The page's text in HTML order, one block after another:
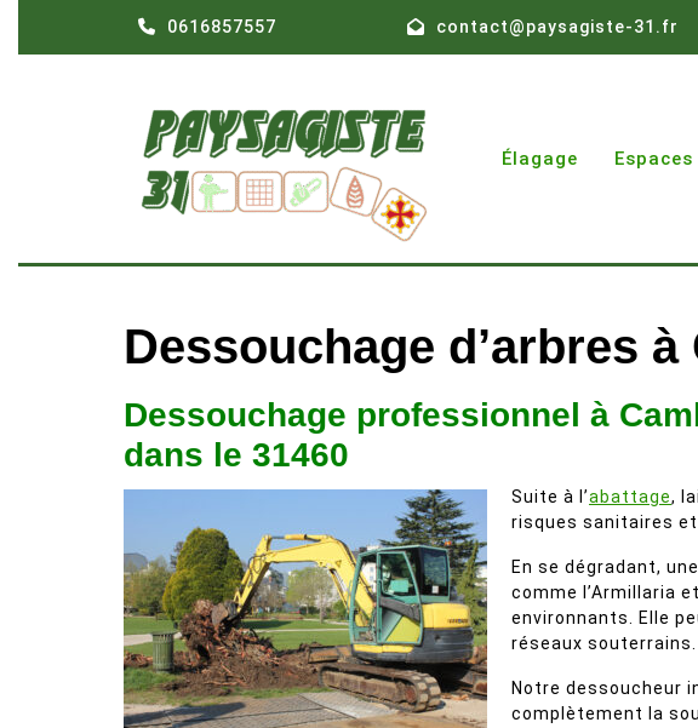
0616857557 contact@paysagiste-31.fr
Élagage
Dessouchage d’arbres à
Dessouchage professionnel à
dans le 31460
Suite à l’abattage,
risques sanitaires
En se dégradant,
comme l’Armillaria
environnants. Elle
réseaux souterrains.
Notre dessoucheur
complètement la